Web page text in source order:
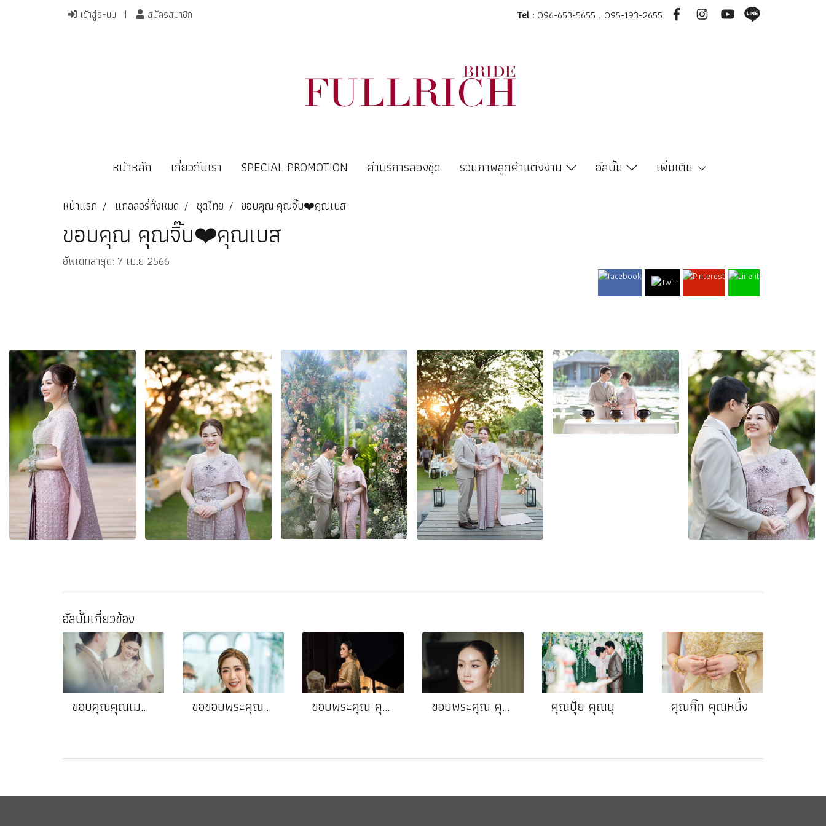
เข้าสู่ระบบ สมัครสมาชิก Tel : 096-653-5655 , 095-193-2655
หน้าหลัก เกี่ยวกับเรา SPECIAL PROMOTION ค่าบริการลองชุด รวมภาพลูกค้าแต่งงาน อัลบั้ม เพิ่มเติม
หน้าแรก แกลลอรี่ทั้งหมด ชุดไทย ขอบคุณ คุณจิ๊บ❤️คุณเบส
ขอบคุณ คุณจิ๊บ❤️คุณเบส
อัพเดทล่าสุด: 7 เม.ย 2566
อัลบั้มเกี่ยวข้อง
ขอบคุณคุณเมย่า❤️ คุณแบงค์ ขอขอบพระคุณ คุณอีฟ❤️คุณจุ้ย ขอบพระคุณ คุณไข่มุก ❤️ คุณหมีน้อย ขอบพระคุณ คุณยุ้ง❤️คุณโจอี้ คุณปุ้ย คุณนุ คุณกิ๊ก คุณหนึ่ง